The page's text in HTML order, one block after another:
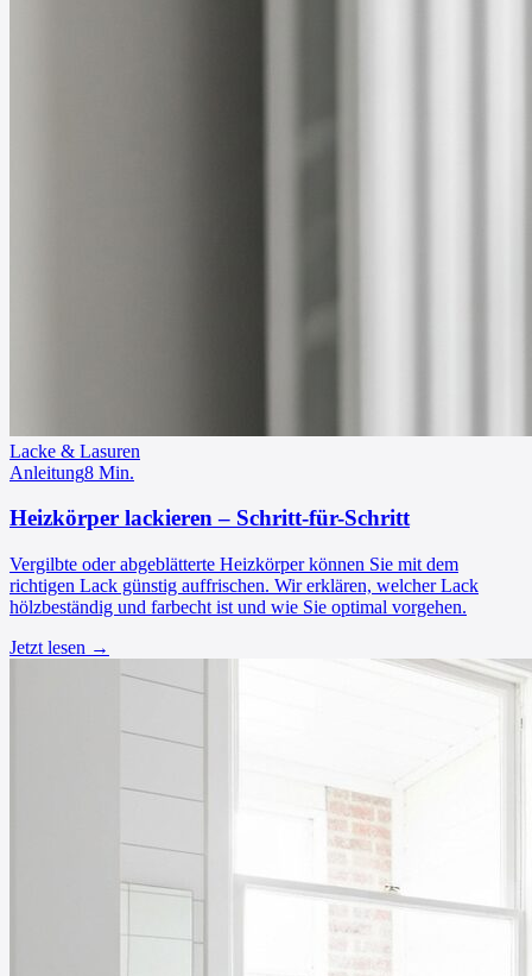
Lacke & Lasuren
Anleitung8 Min.
Heizkörper lackieren – Schritt-für-Schritt
Vergilbte oder abgeblätterte Heizkörper können Sie mit dem
richtigen Lack günstig auffrischen. Wir erklären, welcher Lack
hölzbeständig und farbecht ist und wie Sie optimal vorgehen.
Jetzt lesen →